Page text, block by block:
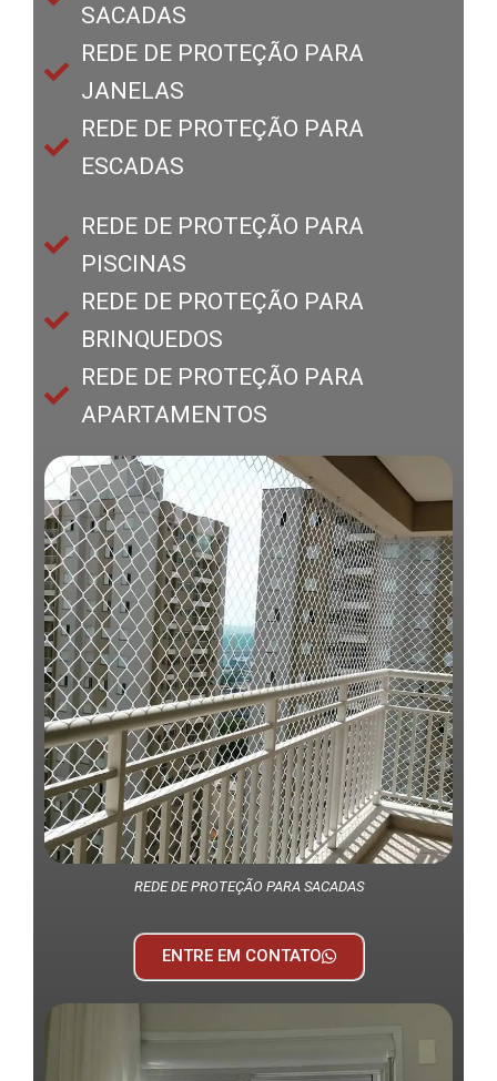
SACADAS
REDE DE PROTEÇÃO PARA
JANELAS
REDE DE PROTEÇÃO PARA
ESCADAS
REDE DE PROTEÇÃO PARA
PISCINAS
REDE DE PROTEÇÃO PARA
BRINQUEDOS
REDE DE PROTEÇÃO PARA
APARTAMENTOS
REDE DE PROTEÇÃO PARA SACADAS
ENTRE EM CONTATO